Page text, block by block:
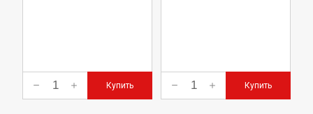
Купить Купить